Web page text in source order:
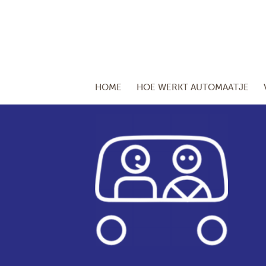
HOME HOE WERKT AUTOMAATJE